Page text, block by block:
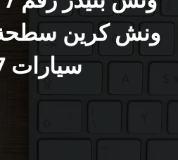
ونش كرين
سيارات 24/7